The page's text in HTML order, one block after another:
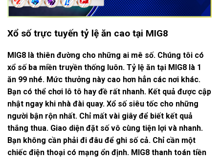
Xổ số trực tuyến tỷ lệ ăn cao tại MIG8
MIG8 là thiên đường cho những ai mê số. Chúng tôi có
xổ số ba miền truyền thống luôn. Tỷ lệ ăn tại MIG8 là 1
ăn 99 nhé. Mức thưởng này cao hơn hẳn các nơi khác.
Bạn có thể chơi lô tô hay đề rất nhanh. Kết quả được cập
nhật ngay khi nhà đài quay. Xổ số siêu tốc cho những
người bận rộn nhất. Chỉ mất vài giây để biết kết quả
thắng thua. Giao diện đặt số vô cùng tiện lợi và nhanh.
Bạn không cần phải đi đâu để ghi số cả. Chỉ cần một
chiếc điện thoại có mạng ổn định. MIG8 thanh toán tiền